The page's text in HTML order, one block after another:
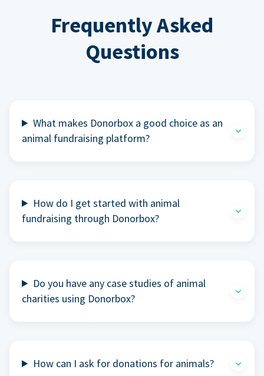
Frequently Asked
Questions
What makes Donorbox a good choice as an
animal fundraising platform?
How do I get started with animal
fundraising through Donorbox?
Do you have any case studies of animal
charities using Donorbox?
How can I ask for donations for animals?